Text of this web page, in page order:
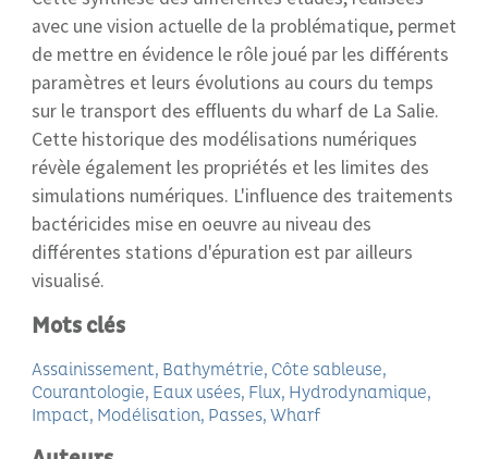
avec une vision actuelle de la problématique, permet
de mettre en évidence le rôle joué par les différents
paramètres et leurs évolutions au cours du temps
sur le transport des effluents du wharf de La Salie.
Cette historique des modélisations numériques
révèle également les propriétés et les limites des
simulations numériques. L'influence des traitements
bactéricides mise en oeuvre au niveau des
différentes stations d'épuration est par ailleurs
visualisé.
Mots clés
Assainissement Bathymétrie Côte sableuse
Courantologie Eaux usées Flux Hydrodynamique
Impact Modélisation Passes Wharf